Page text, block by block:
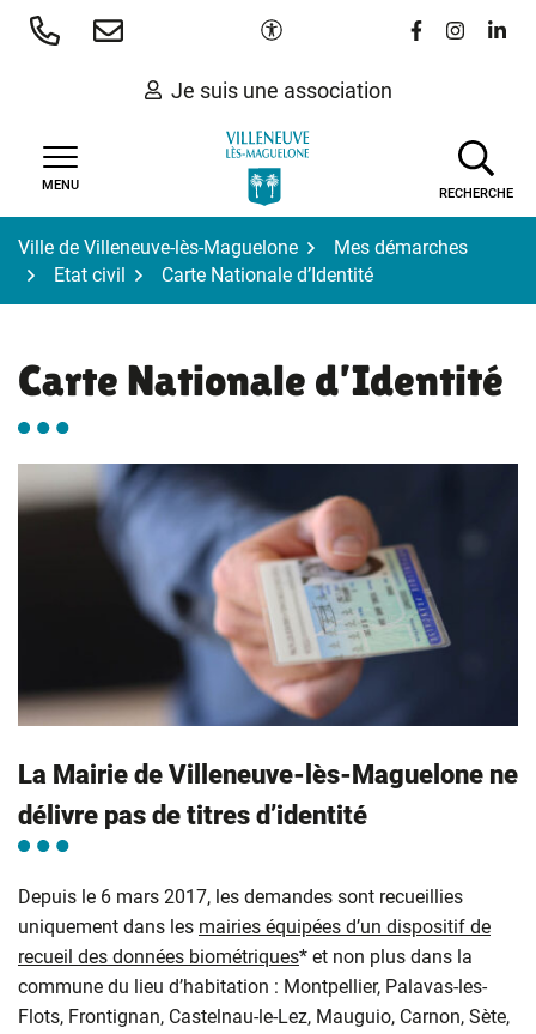
Aller
Paramètres d'accessibilité
Lien vers le
Lien vers
Lien
Je suis une association
MENU
RECHERCHE
Ville de Villeneuve-lès-Maguelone
Mes démarches
Etat civil
Carte Nationale d’Identité
Carte Nationale d’Identité
La Mairie de Villeneuve-lès-Maguelone ne
délivre pas de titres d’identité
Depuis le 6 mars 2017, les demandes sont recueillies
uniquement dans les mairies équipées d’un dispositif de
recueil des données biométriques* et non plus dans la
commune du lieu d’habitation : Montpellier, Palavas-les-
Flots, Frontignan, Castelnau-le-Lez, Mauguio, Carnon, Sète,